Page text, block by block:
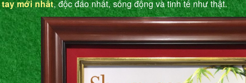
mới nhất, độc đáo nhất, sống động và tinh tế như thật.